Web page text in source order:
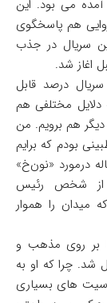
می بود. این
هم پاسخگوی
سریال در جذب
اغاز شد.
درصد قابل
مختلفی هم
هم برویم. من
مخاطبینی بودم که برایم
می بود از پسربچه ۸ ساله تا خانم ۸۰ ساله درمورد «نون‌خ»
از شخص رئیس
میدان را هموار
بر روی مذهب و
چرا که او به
های بسیاری